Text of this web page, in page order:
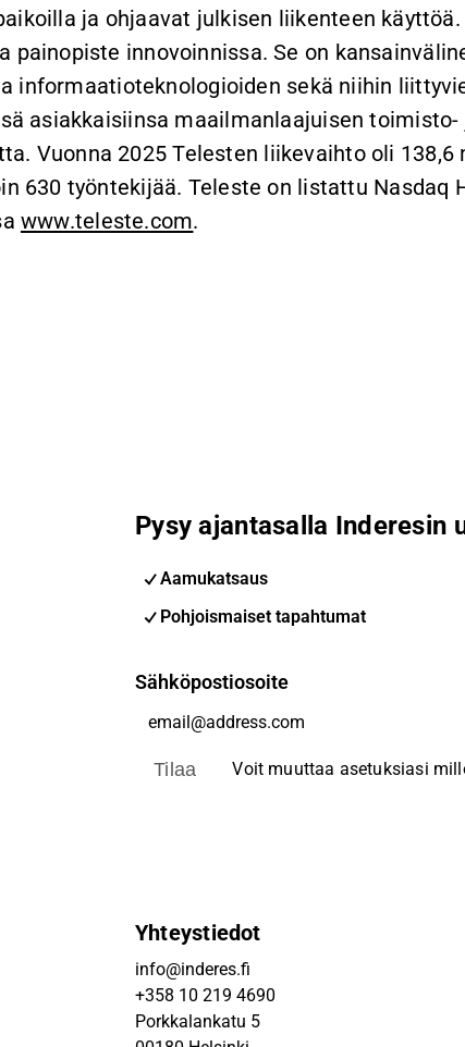
ja ohjaavat julkisen liikenteen käyttöä.
painopiste innovoinnissa. Se on
informaatioteknologioiden sekä niihin
asiakkaisiinsa maailmanlaajuisen toimisto-
Vuonna 2025 Telesten liikevaihto oli 138,6
630 työntekijää. Teleste on listattu Nasdaq
www.teleste.com.
Pysy ajantasalla Inderesin
Aamukatsaus
Pohjoismaiset tapahtumat
Sähköpostiosoite
Tilaa Voit muuttaa asetuksiasi
Yhteystiedot
info@inderes.fi
+358 10 219 4690
Porkkalankatu 5